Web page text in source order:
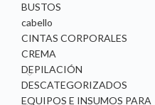
BUSTOS
cabello
CINTAS CORPORALES
CREMA
DEPILACIÓN
DESCATEGORIZADOS
EQUIPOS E INSUMOS PARA